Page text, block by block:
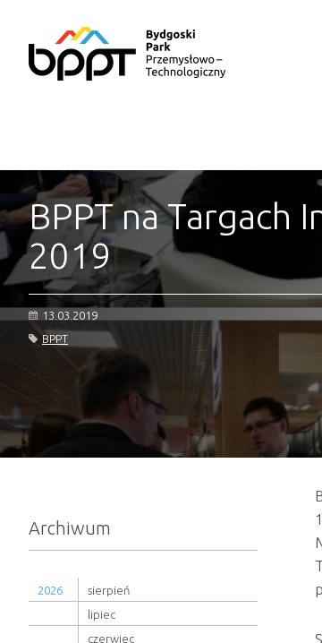
BPPT na Targach
2019
13.03.2019
BPPT
Archiwum
2026
sierpień
lipiec
czerwiec